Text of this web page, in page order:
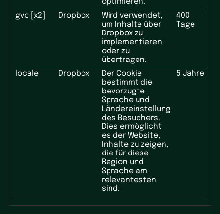
optimieren.
gvc [x2] Dropbox
Wird verwendet,
um Inhalte über
Dropbox zu
implementieren
oder zu
übertragen.
400
Tage
locale Dropbox
Der Cookie
bestimmt die
bevorzugte
Sprache und
Ländereinstellung
des Besuchers.
Dies ermöglicht
es der Website,
Inhalte zu zeigen,
die für diese
Region und
Sprache am
relevantesten
sind.
5 Jahre